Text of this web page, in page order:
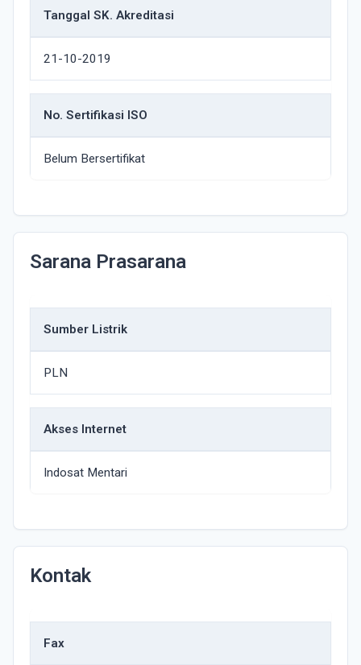
Tanggal SK. Akreditasi
21-10-2019
No. Sertifikasi ISO
Belum Bersertifikat
Sarana Prasarana
Sumber Listrik
PLN
Akses Internet
Indosat Mentari
Kontak
Fax